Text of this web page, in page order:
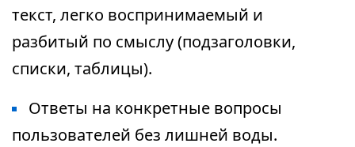
текст, легко воспринимаемый и
разбитый по смыслу (подзаголовки,
списки, таблицы).
Ответы на конкретные вопросы
пользователей без лишней воды.